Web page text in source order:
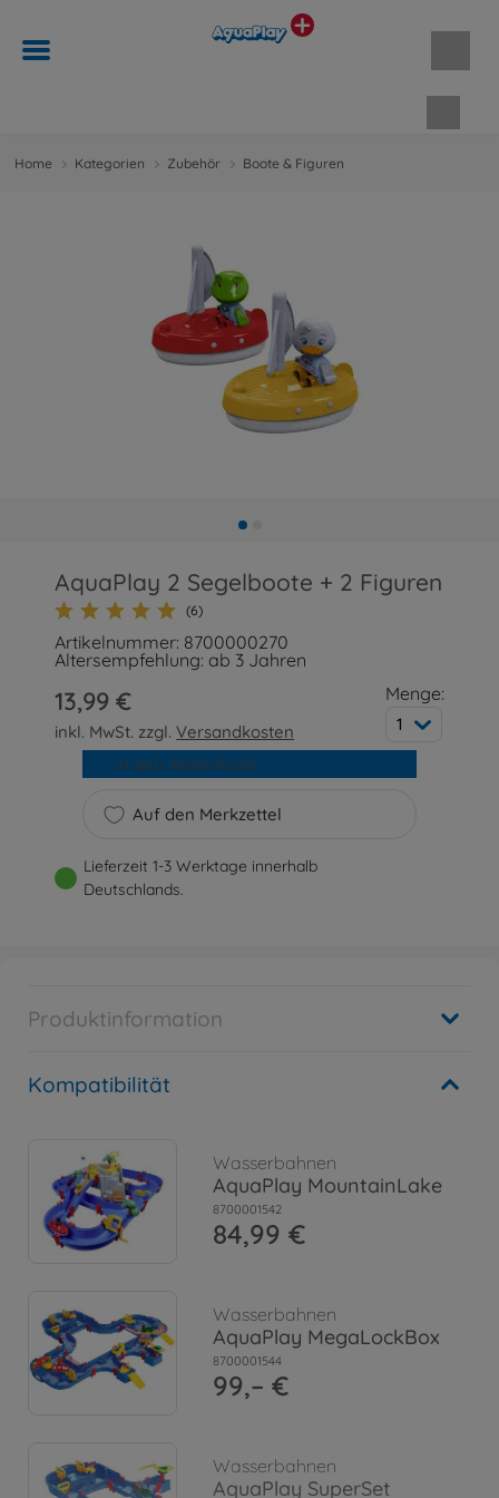
Home Kategorien Zubehör Boote & Figuren
AquaPlay 2 Segelboote + 2 Figuren
(6)
Artikelnummer: 8700000270
Altersempfehlung: ab 3 Jahren
13,99 €
inkl. MwSt. zzgl.Versandkosten
Menge:
1
Auf den Merkzettel
In den Warenkorb
Lieferzeit 1-3 Werktage innerhalb
Deutschlands.
Produktinformation
Kompatibilität
Wasserbahnen
AquaPlay MountainLake
8700001542
84,99 €
Wasserbahnen
AquaPlay MegaLockBox
8700001544
99,– €
Wasserbahnen
AquaPlay SuperSet